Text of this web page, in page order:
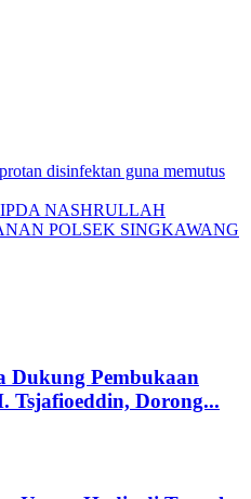
disinfektan guna memutus
NASHRULLAH
POLSEK SINGKAWANG
Dukung Pembukaan
Tsjafioeddin, Dorong...